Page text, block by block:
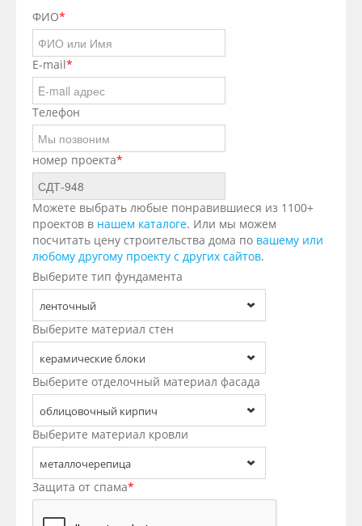
ФИО*
E-mail*
Телефон
номер проекта*
Можете выбрать любые понравившиеся из 1100+
проектов в нашем каталоге. Или мы можем
посчитать цену строительства дома по вашему или
любому другому проекту с других сайтов.
Выберите тип фундамента
ленточный
Выберите материал стен
керамические блоки
Выберите отделочный материал фасада
облицовочный кирпич
Выберите материал кровли
металлочерепица
Защита от спама*